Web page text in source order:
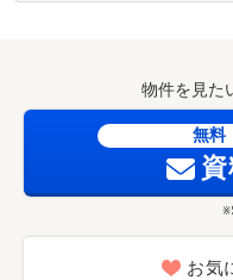
※現地に人はおりません
前にお電話下さい♪
【ご来場予約キャンペー
ご予約の上、ご来場頂
◆デジタルギフト 4万円
物件を見た
無料
お気